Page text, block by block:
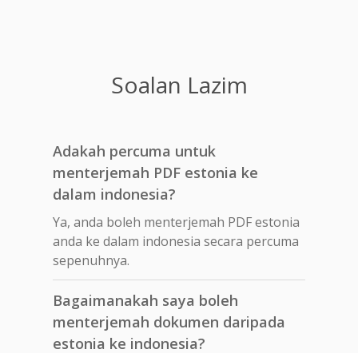
Soalan Lazim
Adakah percuma untuk
menterjemah PDF estonia ke
dalam indonesia?
Ya, anda boleh menterjemah PDF estonia
anda ke dalam indonesia secara percuma
sepenuhnya.
Bagaimanakah saya boleh
menterjemah dokumen daripada
estonia ke indonesia?